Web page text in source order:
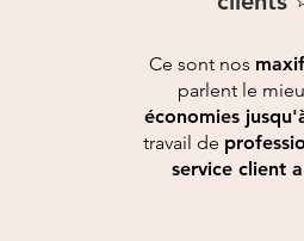
Ce sont nos
parlent le
économies
travail de
service client